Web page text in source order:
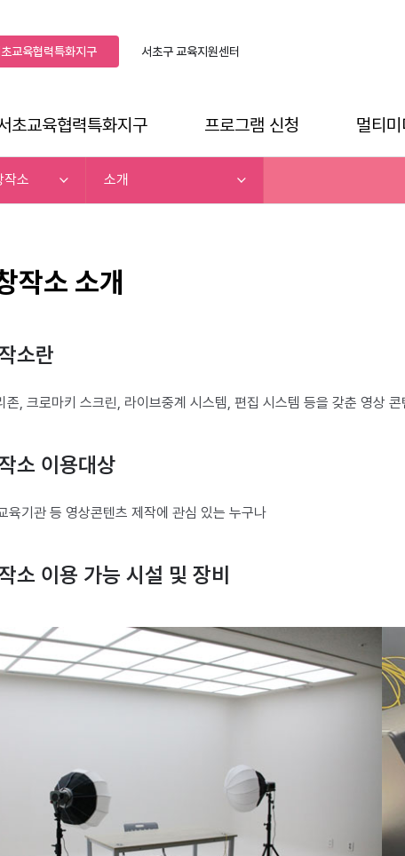
교육협력특화지구 서초구교육지원센터
초교육협력특화지구 프로그램 신청 멀티
작소 소개
작소 소개
소란
존, 크로마키 스크린, 라이브중계 시스템, 편집 시스템 등을 갖춘 영상
소 이용대상
육기관 등 영상콘텐츠 제작에 관심 있는 누구나
소 이용 가능 시설 및 장비